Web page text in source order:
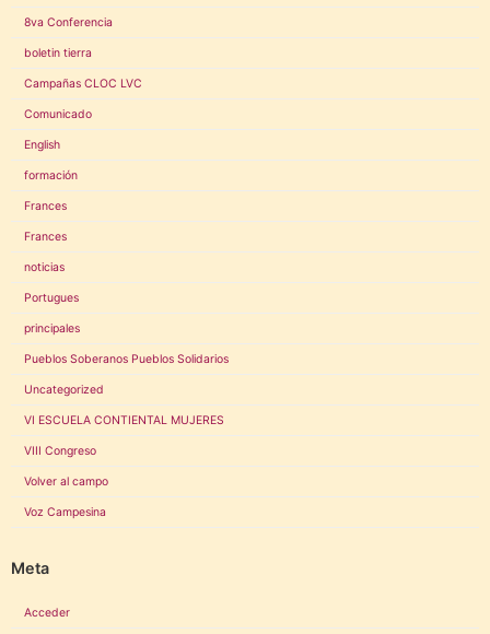
8va Conferencia
boletin tierra
Campañas CLOC LVC
Comunicado
English
formación
Frances
Frances
noticias
Portugues
principales
Pueblos Soberanos Pueblos Solidarios
Uncategorized
VI ESCUELA CONTIENTAL MUJERES
VIII Congreso
Volver al campo
Voz Campesina
Meta
Acceder